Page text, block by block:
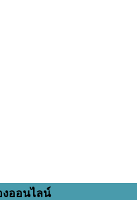
งออนไลน์